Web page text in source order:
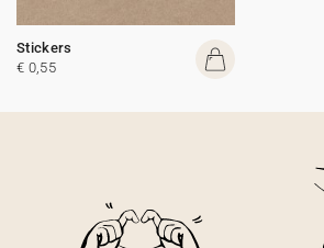
Stickers
€ 0,55